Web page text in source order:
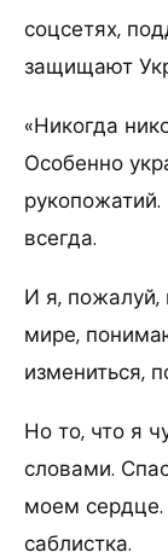
соцсетях,
защищают
«Никогда
Особенно
всегда.
И я, пожалуй,
мире,
измениться,
Но то, что я
словами.
моем сердце.
саблистка.